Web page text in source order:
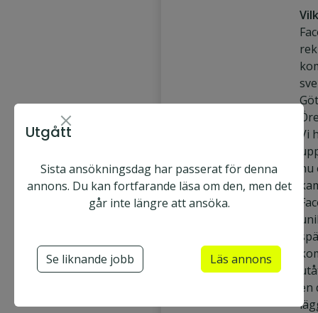
Face2face AB
UHeltid & Deltid
Säljare
Vi
Utgått
Sista ansökningsdag har passerat för denna
annons. Du kan fortfarande läsa om den, men det
går inte längre att ansöka.
Se liknande jobb Läs annons